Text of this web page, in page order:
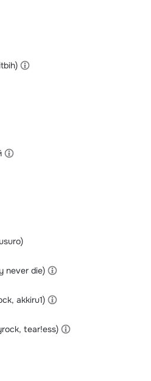
never die)
akkiru1)
tear!ess)